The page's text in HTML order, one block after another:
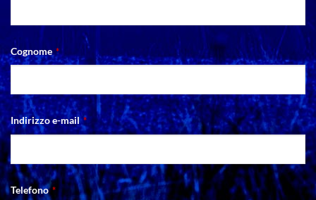
Cognome *
Indirizzo e-mail *
Telefono *